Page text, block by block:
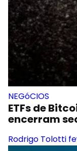
NEGóCIOS
ETFs de
encerram
Rodrigo Tolotti